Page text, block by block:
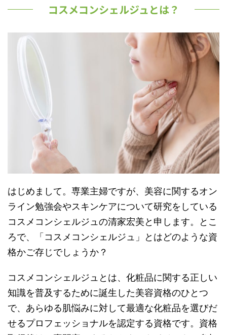
コスメコンシェルジュとは？
はじめまして。専業主婦ですが、美容に関するオン
ライン勉強会やスキンケアについて研究をしている
コスメコンシェルジュの清家宏美と申します。とこ
ろで、「コスメコンシェルジュ」とはどのような資
格かご存じでしょうか？
コスメコンシェルジュとは、化粧品に関する正しい
知識を普及するために誕生した美容資格のひとつ
で、あらゆる肌悩みに対して最適な化粧品を選びだ
せるプロフェッショナルを認定する資格です。資格